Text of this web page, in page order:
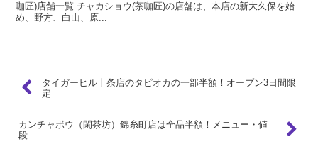
咖匠)店舗一覧 チャカショウ(茶咖匠)の店舗は、本店の新大久保を始
め、野方、白山、原...
タイガーヒル十条店のタピオカの一部半額！オープン3日間限
定
カンチャボウ（閑茶坊）錦糸町店は全品半額！メニュー・値
段